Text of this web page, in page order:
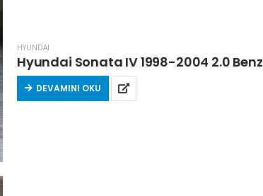
HYUNDAI
Hyundai Sonata IV 1998-2004 2.0
DEVAMINI OKU